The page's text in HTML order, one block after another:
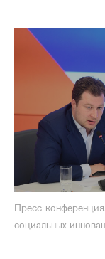
Пресс-
социальных